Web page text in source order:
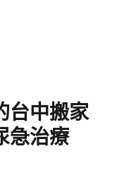
台中搬家
急治療